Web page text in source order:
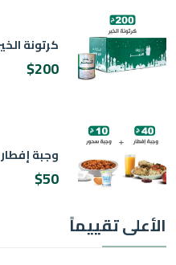
كرتونة الخير
$200
وجبة إفطار و سحور
$50
تقييماً